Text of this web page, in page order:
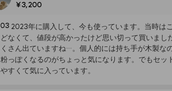
¥3,200
2023年に購入して、今も使っています。当時は
なくて、値段が高かったけど思い切って買いまし
さん出ていますね…。個人的には持ち手が木製な
っぽくなるのがちょっと気になります。でもセッ
すくて気に入っています。